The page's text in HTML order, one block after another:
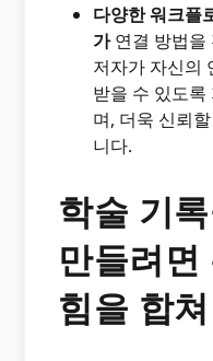
다양한 워크플
가연결 방법을
저자가 자신의
받을 수 있도록
며, 더욱 신뢰
니다.
학술 기
만들려
힘을 합